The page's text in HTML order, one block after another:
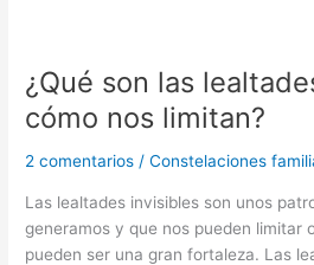
¿Qué son las
cómo nos limitan?
2 comentarios /Constelaciones
Las lealtades invisibles son unos
generamos y que nos pueden limitar
pueden ser una gran fortaleza. Las
las
lealtades
invisibles
y
nos
limitan?